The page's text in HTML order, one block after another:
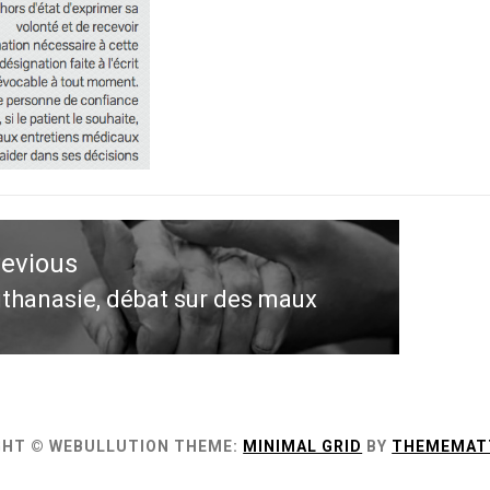
débat sur des maux
© WEBULLUTION THEME: MINIMAL GRID BY